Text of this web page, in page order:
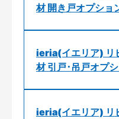
材 開き戸オプショ
ieria(イエリア) リ
材 引戸･吊戸オプ
ieria(イエリア) リ